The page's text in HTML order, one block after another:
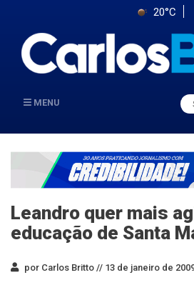
20°C
MENU
Leandro quer mais
educação de Santa
por Carlos Britto // 13 de janeiro de